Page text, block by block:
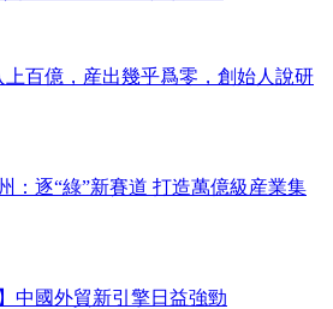
上百億，産出幾乎爲零，創始人說研
：逐“綠”新賽道 打造萬億級産業集
中國外貿新引擎日益強勁